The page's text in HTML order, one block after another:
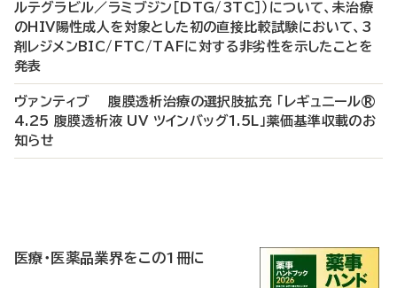
ルテグラビル／ラミブジン［DTG/3TC］）について、未治療
のHIV陽性成人を対象とした初の直接比較試験において、3
剤レジメンBIC/FTC/TAFに対する非劣性を示したことを
発表
ヴァンティブ 腹膜透析治療の選択肢拡充 「レギュニール®
4.25 腹膜透析液 UV ツインバッグ1.5L」薬価基準収載のお
知らせ
医療・医薬品業界をこの1冊に